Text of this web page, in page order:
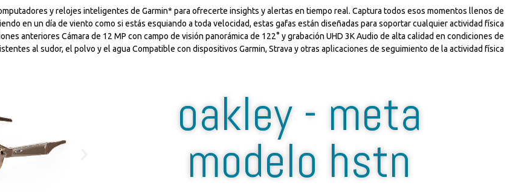
y relojes inteligentes de Garmin* para ofrecerte insights y alertas en tiempo real. Captura todos esos momentos llenos de
en un día de viento como si estás esquiando a toda velocidad, estas gafas están diseñadas para soportar cualquier actividad física
anteriores Cámara de 12 MP con campo de visión panorámica de 122° y grabación UHD 3K Audio de alta calidad en condiciones de
al sudor, el polvo y el agua Compatible con dispositivos Garmin, Strava y otras aplicaciones de seguimiento de la actividad física
oakley - meta
modelo hstn